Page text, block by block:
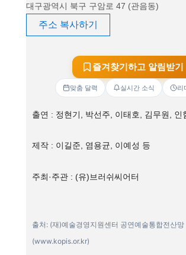
대구광역시 북구 구암로 47 (관음동)
주소 복사하기
즐겨찾기하고 알림받기
맞춤 달력 실시간 소식 리
출연 : 정현기, 박선주, 이태호, 김무원, 인
제작 : 이길준, 염용균, 이예성 등
주최·주관 : (유)브러쉬씨어터
출처: (재)예술경영지원센터 공연예술통합전산망
(www.kopis.or.kr)